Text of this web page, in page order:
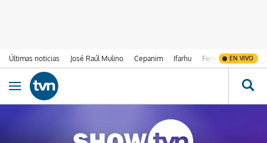
Últimas noticias José Raúl Mulino Cepanim Ifarhu Fenómeno de El
EN VIVO
Ir al contenido
Obrir navegació